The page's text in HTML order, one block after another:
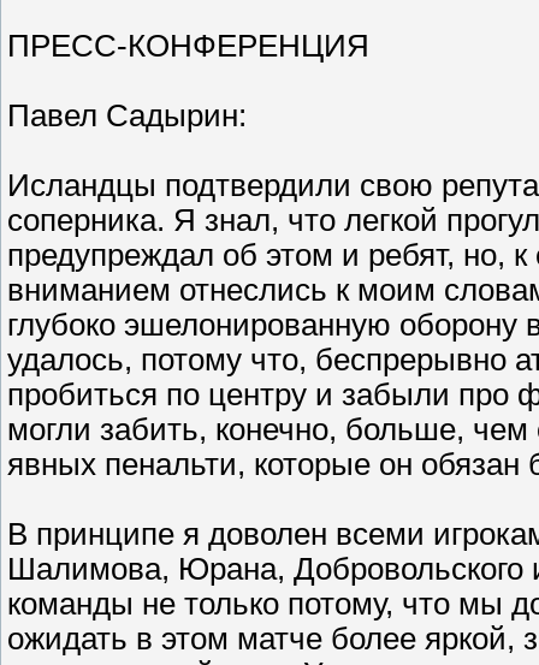
ПРЕСС-КОНФЕРЕНЦИЯ
Павел Садырин:
Исландцы подтвердили свою
соперника. Я знал, что легкой
предупреждал об этом и ребят, но,
вниманием отнеслись к моим
глубоко эшелонированную оборону
удалось, потому что, беспрерывно
пробиться по центру и забыли про
могли забить, конечно, больше,
явных пенальти, которые он
В принципе я доволен всеми
Шалимова, Юрана, Добровольского
команды не только потому, что мы
ожидать в этом матче более яркой,